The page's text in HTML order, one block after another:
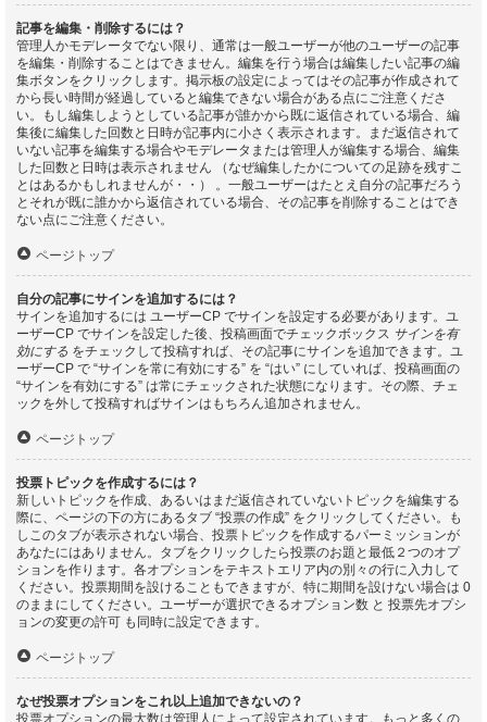
記事を編集・削除するには？
管理人かモデレータでない限り、通常は一般ユーザーが他のユーザーの記事
を編集・削除することはできません。編集を行う場合は編集したい記事の編
集ボタンをクリックします。掲示板の設定によってはその記事が作成されて
から長い時間が経過していると編集できない場合がある点にご注意くださ
い。もし編集しようとしている記事が誰かから既に返信されている場合、編
集後に編集した回数と日時が記事内に小さく表示されます。まだ返信されて
いない記事を編集する場合やモデレータまたは管理人が編集する場合、編集
した回数と日時は表示されません （なぜ編集したかについての足跡を残すこ
とはあるかもしれませんが・・） 。一般ユーザーはたとえ自分の記事だろう
とそれが既に誰かから返信されている場合、その記事を削除することはでき
ない点にご注意ください。
ページトップ
自分の記事にサインを追加するには？
サインを追加するには ユーザーCP でサインを設定する必要があります。ユ
ーザーCP でサインを設定した後、投稿画面でチェックボックス サインを有
効にする をチェックして投稿すれば、その記事にサインを追加できます。ユ
ーザーCP で “サインを常に有効にする” を “はい” にしていれば、投稿画面の
“サインを有効にする” は常にチェックされた状態になります。その際、チェ
ックを外して投稿すればサインはもちろん追加されません。
ページトップ
投票トピックを作成するには？
新しいトピックを作成、あるいはまだ返信されていないトピックを編集する
際に、ページの下の方にあるタブ “投票の作成” をクリックしてください。も
しこのタブが表示されない場合、投票トピックを作成するパーミッションが
あなたにはありません。タブをクリックしたら投票のお題と最低２つのオプ
ションを作ります。各オプションをテキストエリア内の別々の行に入力して
ください。投票期間を設けることもできますが、特に期間を設けない場合は 0
のままにしてください。ユーザーが選択できるオプション数 と 投票先オプシ
ョンの変更の許可 も同時に設定できます。
ページトップ
なぜ投票オプションをこれ以上追加できないの？
投票オプションの最大数は管理人によって設定されています。もっと多くの